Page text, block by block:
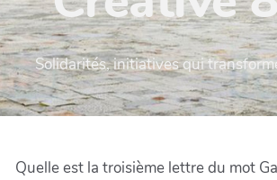
Solidarités, initiatives qui
Quelle est la troisième lettre du mot